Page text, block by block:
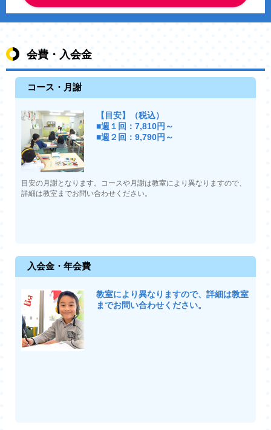
会費・入会金
コース・月謝
【目安】（税込）
■週１回：7,810円～
■週２回：9,790円～
目安の月謝となります。コースや月謝は教室により異なりますので、
詳細は教室までお問い合わせください。
入会金・年会費
教室により異なりますので、詳細は教室
までお問い合わせください。